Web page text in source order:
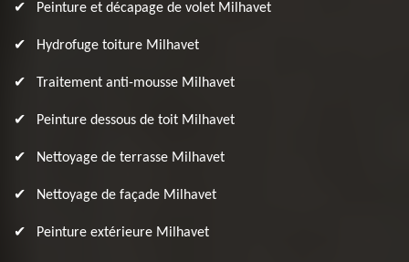
Peinture et décapage de volet Milhavet
Hydrofuge toiture Milhavet
Traitement anti-mousse Milhavet
Peinture dessous de toit Milhavet
Nettoyage de terrasse Milhavet
Nettoyage de façade Milhavet
Peinture extérieure Milhavet